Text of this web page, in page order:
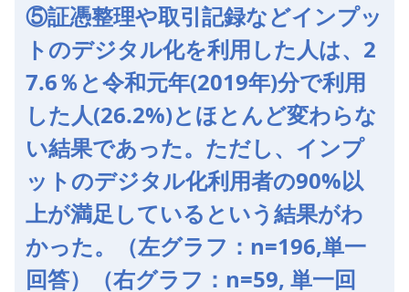
⑤証憑整理や取引記録などインプッ
トのデジタル化を利用した人は、2
7.6％と令和元年(2019年)分で利用
した人(26.2%)とほとんど変わらな
い結果であった。ただし、インプ
ットのデジタル化利用者の90%以
上が満足しているという結果がわ
かった。（左グラフ：n=196,単一
回答）（右グラフ：n=59, 単一回